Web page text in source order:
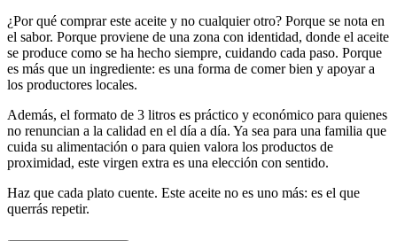
¿Por qué comprar este aceite y no cualquier otro? Porque se nota en
el sabor. Porque proviene de una zona con identidad, donde el aceite
se produce como se ha hecho siempre, cuidando cada paso. Porque
es más que un ingrediente: es una forma de comer bien y apoyar a
los productores locales.
Además, el formato de 3 litros es práctico y económico para quienes
no renuncian a la calidad en el día a día. Ya sea para una familia que
cuida su alimentación o para quien valora los productos de
proximidad, este virgen extra es una elección con sentido.
Haz que cada plato cuente. Este aceite no es uno más: es el que
querrás repetir.